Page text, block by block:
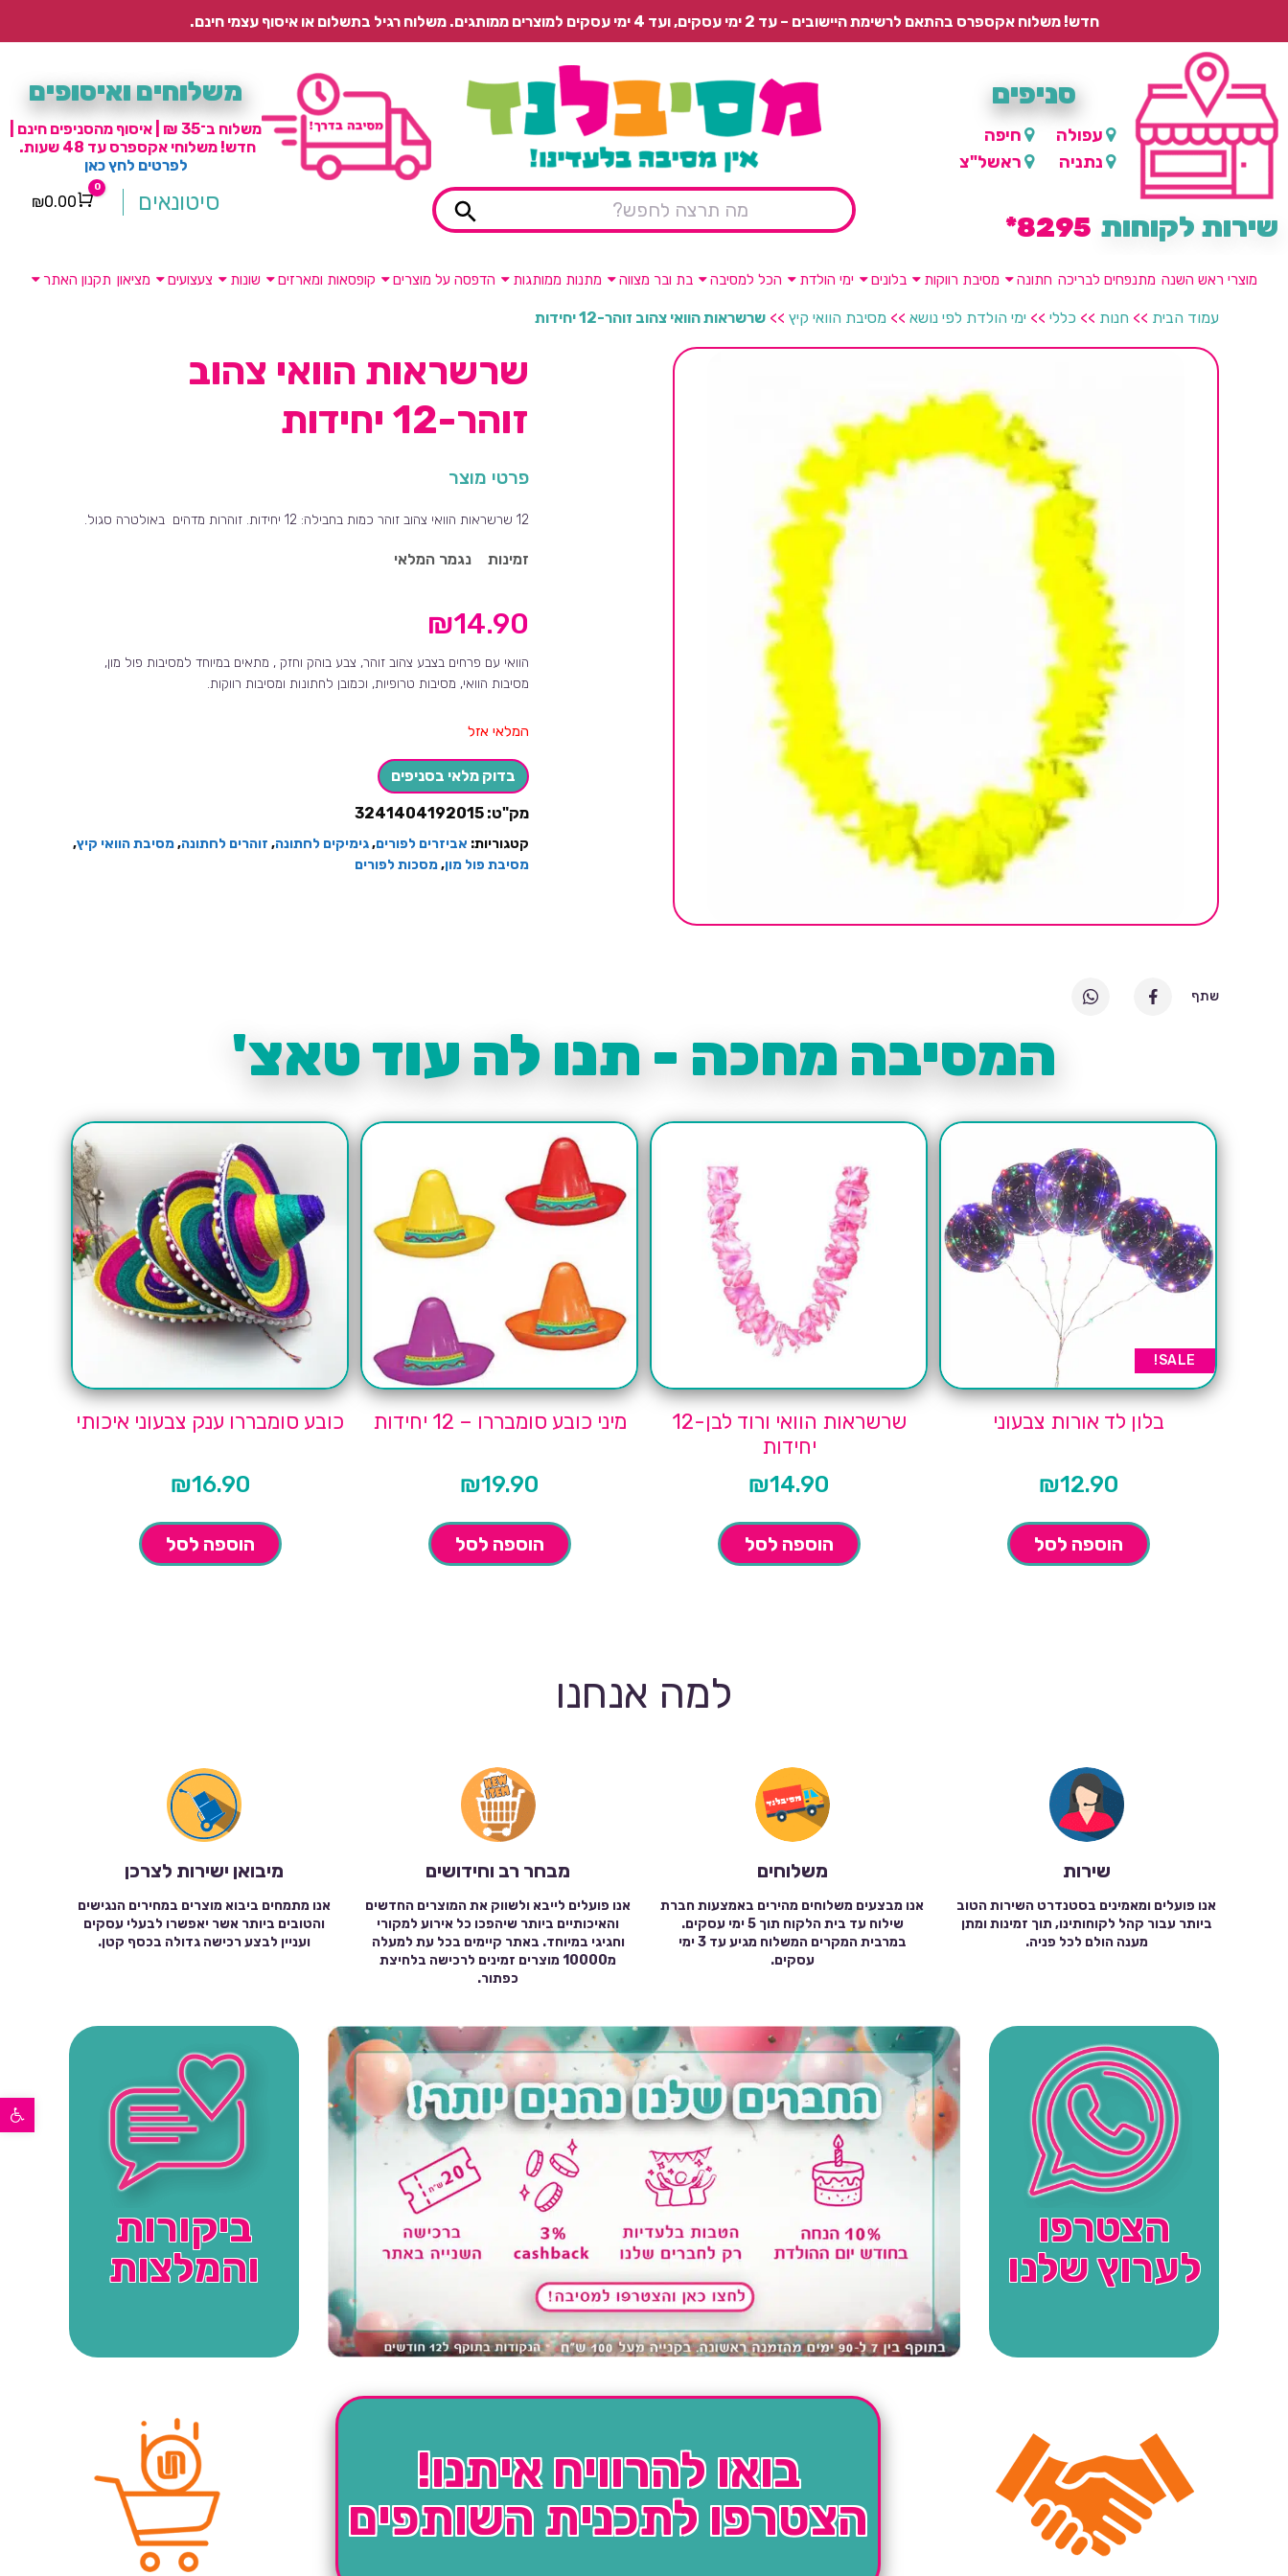
פתח סרגל נגישות
חדש! משלוח אקספרס בהתאם לרשימת היישובים – עד 2 ימי עסקים, ועד 4 ימי עסקים למוצרים ממותגים. משלוח רגיל בתשלום או איסוף עצמי חינם.
סניפים
עפולה
חיפה
נתניה
ראשל"צ
שירות לקוחות 8295*
משלוחים ואיסופים
משלוח ב־35 ₪ | איסוף מהסניפים חינם |
חדש! משלוחי אקספרס עד 48 שעות.
לפרטים לחץ כאן
סיטונאים Cart
0
₪0.00
מוצרי ראש השנה מתנפחים לבריכה חתונה מסיבת רווקות בלונים ימי הולדת הכל למסיבה בת ובר מצווה מתנות ממותגות הדפסה על מוצרים קופסאות ומארזים שונות צעצועים מציאון תקנון האתר
עמוד הבית >> חנות >> כללי >> ימי הולדת לפי נושא >> מסיבת הוואי קיץ >> שרשראות הוואי צהוב זוהר-12 יחידות
שתף
שרשראות הוואי צהוב
זוהר-12 יחידות
פרטי מוצר
12 שרשראות הוואי צהוב זוהר כמות בחבילה: 12 יחידות. זוהרות מדהים באולטרה סגול.
זמינות נגמר המלאי
₪14.90
הוואי עם פרחים בצבע צהוב זוהר, צבע בוהק וחזק , מתאים במיוחד למסיבות פול מון,
מסיבות הוואי, מסיבות טרופיות, וכמובן לחתונות ומסיבות רווקות.
המלאי אזל
בדוק מלאי בסניפים
מק"ט: 3241404192015
קטגוריות: אביזרים לפורים,גימיקים לחתונה, זוהרים לחתונה,מסיבת הוואי קיץ,
מסיבת פול מון,מסכות לפורים
המסיבה מחכה - תנו לה עוד טאצ'
SALE!
בלון לד אורות צבעוני
₪12.90
הוספה לסל
שרשראות הוואי ורוד לבן-12
יחידות
₪14.90
הוספה לסל
מיני כובע סומבררו – 12 יחידות
₪19.90
הוספה לסל
כובע סומבררו ענק צבעוני איכותי
₪16.90
הוספה לסל
למה אנחנו
שירות
אנו פועלים ומאמינים בסטנדרט השירות הטוב
ביותר עבור קהל לקוחותינו, תוך זמינות ומתן
מענה הולם לכל פניה.
משלוחים
אנו מבצעים משלוחים מהירים באמצעות חברת
שילוח עד בית הלקוח תוך 5 ימי עסקים.
במרבית המקרים המשלוח מגיע עד 3 ימי
עסקים.
מבחר רב וחידושים
אנו פועלים לייבא ולשווק את המוצרים החדשים
והאיכותיים ביותר שיהפכו כל אירוע למקורי
וחגיגי במיוחד. באתר קיימים בכל עת למעלה
מ10000 מוצרים זמינים לרכישה בלחיצת
כפתור.
מיבואן ישירות לצרכן
אנו מתמחים ביבוא מוצרים במחירים הנגישים
והטובים ביותר אשר יאפשרו לבעלי עסקים
ועניין לבצע רכישה גדולה בכסף קטן.
הצטרפו
לערוץ שלנו
ביקורות
והמלצות
בואו להרוויח איתנו!
הצטרפו לתכנית השותפים